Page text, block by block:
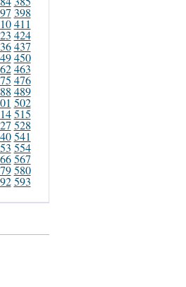
398
411
424
437
450
463
476
489
502
515
528
541
554
567
580
593